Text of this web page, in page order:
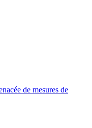
de mesures de